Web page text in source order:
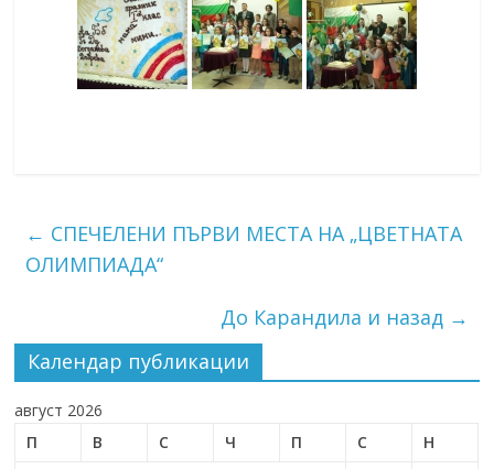
← СПЕЧЕЛЕНИ ПЪРВИ МЕСТА НА „ЦВЕТНАТА
ОЛИМПИАДА“
До Карандила и назад →
Календар публикации
август 2026
П
В С Ч П С
Н